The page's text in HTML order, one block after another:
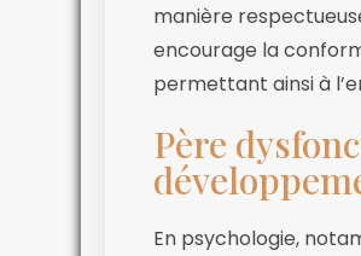
manière
encourage la
permettant ainsi à
Père
En psychologie,